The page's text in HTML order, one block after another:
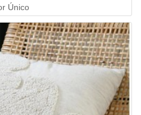
Único